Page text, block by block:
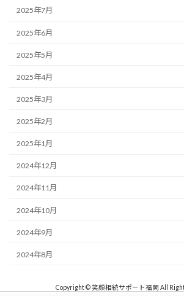
2025年7月
2025年6月
2025年5月
2025年4月
2025年3月
2025年2月
2025年1月
2024年12月
2024年11月
2024年10月
2024年9月
2024年8月
Copyright © 笑顔相続サポート福岡 All